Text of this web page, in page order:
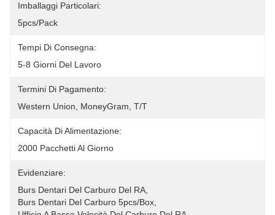
Imballaggi Particolari:
5pcs/pack
Tempi Di Consegna:
5-8 Giorni Del Lavoro
Termini Di Pagamento:
Western Union, MoneyGram, T/T
Capacità Di Alimentazione:
2000 Pacchetti Al Giorno
Evidenziare:
Burs Dentari Del Carburo Del RA
Burs Dentari Del Carburo 5pcs/box